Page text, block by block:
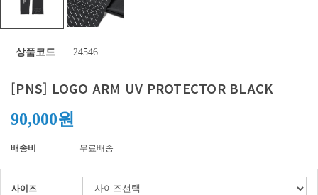
상품코드 24546
[PNS] LOGO ARM UV PROTECTOR BLACK
90,000원
배송비 무료배송
사이즈